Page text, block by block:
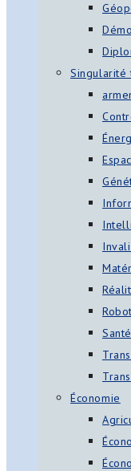
Singularité
Économie